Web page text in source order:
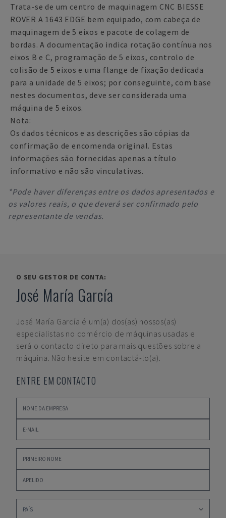
Trata-se de um centro de maquinagem CNC BIESSE
ROVER A 1643 EDGE bem equipado, com cabeça de
maquinagem de 5 eixos e pacote de colagem de
bordas. A documentação indica rotação contínua nos
eixos B e C, programação de 5 eixos, controlo de
colisão de 5 eixos e uma flange de fixação dedicada
para a unidade de 5 eixos; por conseguinte, com base
nestes documentos, deve ser considerada uma
máquina de 5 eixos.
Nota:
Os dados técnicos e as descrições são cópias da
confirmação de encomenda original. Estas
informações são fornecidas apenas a título
informativo e não são vinculativas.
*Pode haver diferenças entre os dados apresentados e
os valores reais, o que deverá ser confirmado pelo
representante de vendas.
O SEU GESTOR DE CONTA:
José María García
José María García é um(a) dos(as) nossos(as)
especialistas no comércio de máquinas usadas e
será o contacto direto para mais questões sobre a
máquina. Não hesite em contactá-lo(a).
ENTRE EM CONTACTO